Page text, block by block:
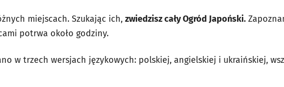
miejscach. Szukając ich, zwiedzisz cały Ogród Japoński.
potrwa około godziny.
w trzech wersjach językowych: polskiej, angielskiej i ukraińskiej,